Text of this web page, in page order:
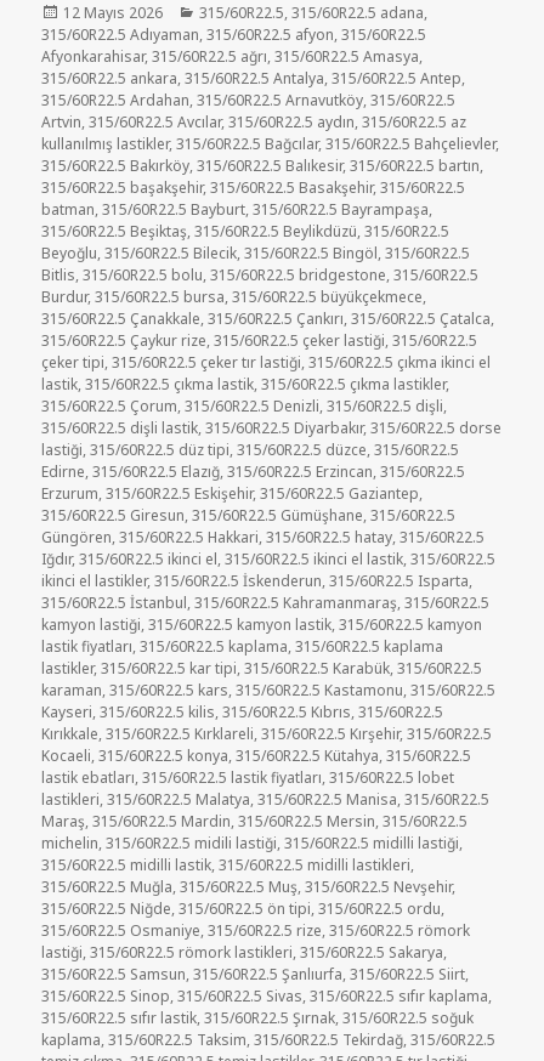
Yayın
tarihi
12 Mayıs 2026 Kategoriler
315/60R22.5,315/60R22.5 adana,
315/60R22.5 Adıyaman,315/60R22.5 afyon,315/60R22.5
Afyonkarahisar,315/60R22.5 ağrı,315/60R22.5 Amasya,
315/60R22.5 ankara,315/60R22.5 Antalya,315/60R22.5 Antep,
315/60R22.5 Ardahan,315/60R22.5 Arnavutköy,315/60R22.5
Artvin,315/60R22.5 Avcılar,315/60R22.5 aydın,315/60R22.5 az
kullanılmış lastikler,315/60R22.5 Bağcılar,315/60R22.5 Bahçelievler,
315/60R22.5 Bakırköy,315/60R22.5 Balıkesir,315/60R22.5 bartın,
315/60R22.5 başakşehir,315/60R22.5 Basakşehir,315/60R22.5
batman,315/60R22.5 Bayburt,315/60R22.5 Bayrampaşa,
315/60R22.5 Beşiktaş,315/60R22.5 Beylikdüzü,315/60R22.5
Beyoğlu,315/60R22.5 Bilecik,315/60R22.5 Bingöl,315/60R22.5
Bitlis,315/60R22.5 bolu,315/60R22.5 bridgestone,315/60R22.5
Burdur,315/60R22.5 bursa,315/60R22.5 büyükçekmece,
315/60R22.5 Çanakkale,315/60R22.5 Çankırı,315/60R22.5 Çatalca,
315/60R22.5 Çaykur rize,315/60R22.5 çeker lastiği,315/60R22.5
çeker tipi,315/60R22.5 çeker tır lastiği,315/60R22.5 çıkma ikinci el
lastik,315/60R22.5 çıkma lastik,315/60R22.5 çıkma lastikler,
315/60R22.5 Çorum,315/60R22.5 Denizli,315/60R22.5 dişli,
315/60R22.5 dişli lastik,315/60R22.5 Diyarbakır,315/60R22.5 dorse
lastiği,315/60R22.5 düz tipi,315/60R22.5 düzce,315/60R22.5
Edirne,315/60R22.5 Elazığ,315/60R22.5 Erzincan,315/60R22.5
Erzurum,315/60R22.5 Eskişehir,315/60R22.5 Gaziantep,
315/60R22.5 Giresun,315/60R22.5 Gümüşhane,315/60R22.5
Güngören,315/60R22.5 Hakkari,315/60R22.5 hatay,315/60R22.5
Iğdır,315/60R22.5 ikinci el,315/60R22.5 ikinci el lastik,315/60R22.5
ikinci el lastikler,315/60R22.5 İskenderun,315/60R22.5 Isparta,
315/60R22.5 İstanbul,315/60R22.5 Kahramanmaraş,315/60R22.5
kamyon lastiği,315/60R22.5 kamyon lastik,315/60R22.5 kamyon
lastik fiyatları,315/60R22.5 kaplama,315/60R22.5 kaplama
lastikler,315/60R22.5 kar tipi,315/60R22.5 Karabük,315/60R22.5
karaman,315/60R22.5 kars,315/60R22.5 Kastamonu,315/60R22.5
Kayseri,315/60R22.5 kilis,315/60R22.5 Kıbrıs,315/60R22.5
Kırıkkale,315/60R22.5 Kırklareli,315/60R22.5 Kırşehir,315/60R22.5
Kocaeli,315/60R22.5 konya,315/60R22.5 Kütahya,315/60R22.5
lastik ebatları,315/60R22.5 lastik fiyatları,315/60R22.5 lobet
lastikleri,315/60R22.5 Malatya,315/60R22.5 Manisa,315/60R22.5
Maraş,315/60R22.5 Mardin,315/60R22.5 Mersin,315/60R22.5
michelin,315/60R22.5 midili lastiği,315/60R22.5 midilli lastiği,
315/60R22.5 midilli lastik,315/60R22.5 midilli lastikleri,
315/60R22.5 Muğla,315/60R22.5 Muş,315/60R22.5 Nevşehir,
315/60R22.5 Niğde,315/60R22.5 ön tipi,315/60R22.5 ordu,
315/60R22.5 Osmaniye,315/60R22.5 rize,315/60R22.5 römork
lastiği,315/60R22.5 römork lastikleri,315/60R22.5 Sakarya,
315/60R22.5 Samsun,315/60R22.5 Şanlıurfa,315/60R22.5 Siirt,
315/60R22.5 Sinop,315/60R22.5 Sivas,315/60R22.5 sıfır kaplama,
315/60R22.5 sıfır lastik,315/60R22.5 Şırnak,315/60R22.5 soğuk
kaplama,315/60R22.5 Taksim,315/60R22.5 Tekirdağ,315/60R22.5